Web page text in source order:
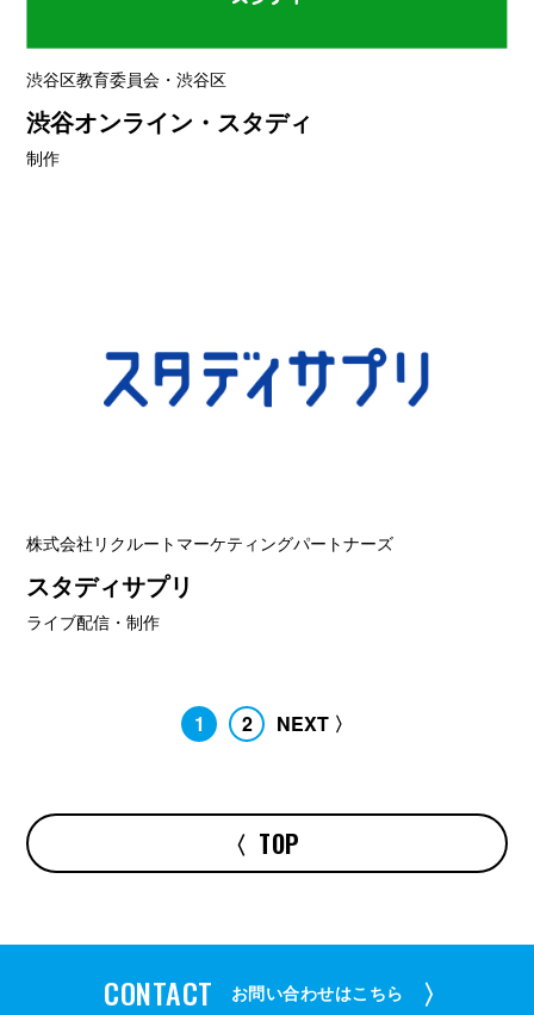
渋谷区教育委員会・渋谷区
渋谷オンライン・スタディ
制作
株式会社リクルートマーケティングパートナーズ
スタディサプリ
ライブ配信・制作
1 2 NEXT 〉
〈 TOP
CONTACT お問い合わせはこちら 〉